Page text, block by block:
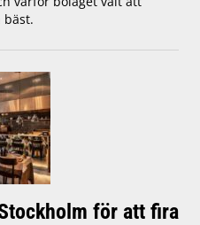
bäst.
för att fira